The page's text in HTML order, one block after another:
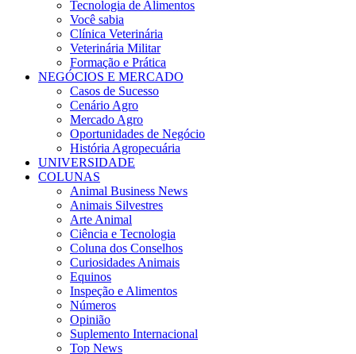
Tecnologia de Alimentos
Você sabia
Clínica Veterinária
Veterinária Militar
Formação e Prática
NEGÓCIOS E MERCADO
Casos de Sucesso
Cenário Agro
Mercado Agro
Oportunidades de Negócio
História Agropecuária
UNIVERSIDADE
COLUNAS
Animal Business News
Animais Silvestres
Arte Animal
Ciência e Tecnologia
Coluna dos Conselhos
Curiosidades Animais
Equinos
Inspeção e Alimentos
Números
Opinião
Suplemento Internacional
Top News